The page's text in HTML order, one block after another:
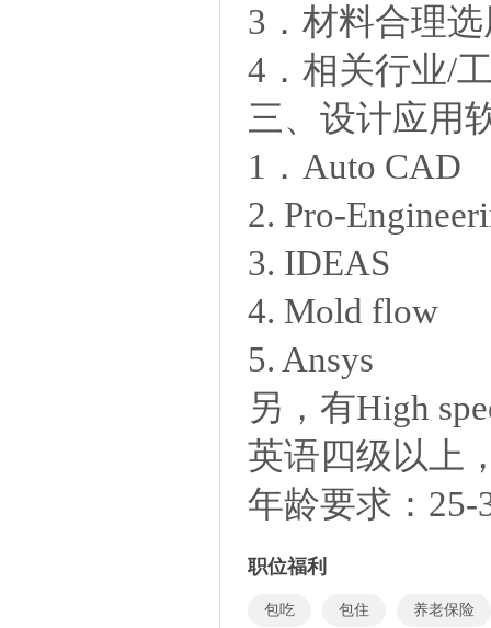
3．材料合理
4．相关行业/
三、设计应用
1．Auto CAD
2. Pro-
3. IDEAS
4. Mold flow
5. Ansys
另，有High
英语四级以上
年龄要求：25-
职位福利
包吃 包住 养老保险